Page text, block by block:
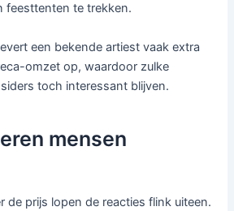
feesttenten te trekken.
een bekende artiest vaak extra
omzet op, waardoor zulke
toch interessant blijven.
mensen
de prijs lopen de reacties flink uiteen.